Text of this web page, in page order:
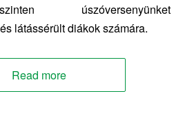
úszóversenyünket
látássérült diákok számára.
Read more